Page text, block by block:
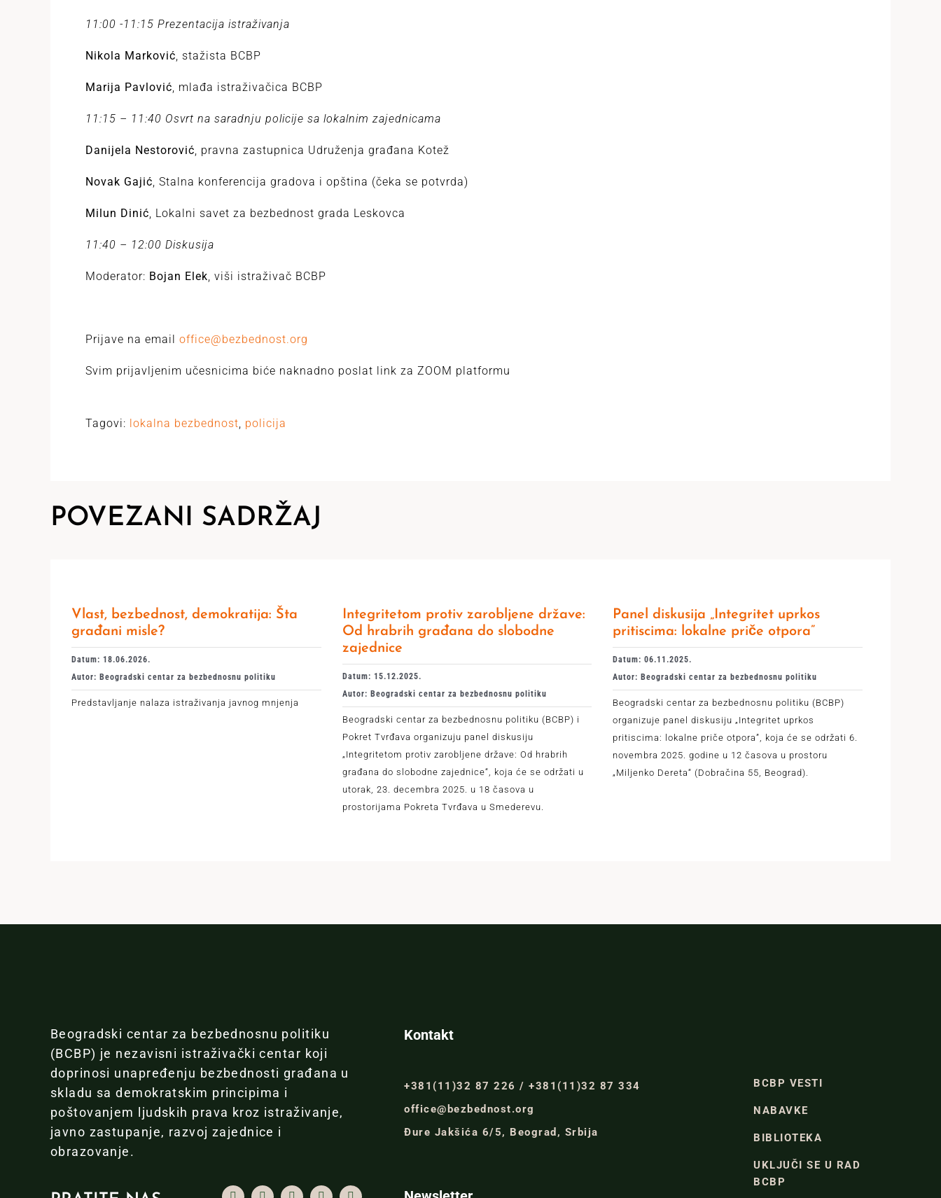
11:00 -11:15 Prezentacija istraživanja
Nikola Marković, stažista BCBP
Marija Pavlović, mlađa istraživačica BCBP
11:15 – 11:40 Osvrt na saradnju policije sa lokalnim zajednicama
Danijela Nestorović, pravna zastupnica Udruženja građana Kotež
Novak Gajić, Stalna konferencija gradova i opština (čeka se potvrda)
Milun Dinić, Lokalni savet za bezbednost grada Leskovca
11:40 – 12:00 Diskusija
Moderator: Bojan Elek, viši istraživač BCBP
Prijave na email office@bezbednost.org
Svim prijavljenim učesnicima biće naknadno poslat link za ZOOM platformu
Tagovi: lokalna bezbednost, policija
POVEZANI SADRŽAJ
Vlast, bezbednost, demokratija: Šta
građani misle?
Datum: 18.06.2026.
Autor: Beogradski centar za bezbednosnu politiku
Predstavljanje nalaza istraživanja javnog mnjenja
Integritetom protiv zarobljene države:
Od hrabrih građana do slobodne
zajednice
Datum: 15.12.2025.
Autor: Beogradski centar za bezbednosnu politiku
Beogradski centar za bezbednosnu politiku (BCBP) i
Pokret Tvrđava organizuju panel diskusiju
„Integritetom protiv zarobljene države: Od hrabrih
građana do slobodne zajednice“, koja će se održati u
utorak, 23. decembra 2025. u 18 časova u
prostorijama Pokreta Tvrđava u Smederevu.
Panel diskusija „Integritet uprkos
pritiscima: lokalne priče otpora”
Datum: 06.11.2025.
Autor: Beogradski centar za bezbednosnu politiku
Beogradski centar za bezbednosnu politiku (BCBP)
organizuje panel diskusiju „Integritet uprkos
pritiscima: lokalne priče otpora”, koja će se održati 6.
novembra 2025. godine u 12 časova u prostoru
„Miljenko Dereta“ (Dobračina 55, Beograd).
Beogradski centar za bezbednosnu politiku
(BCBP) je nezavisni istraživački centar koji
doprinosi unapređenju bezbednosti građana u
skladu sa demokratskim principima i
poštovanjem ljudskih prava kroz istraživanje,
javno zastupanje, razvoj zajednice i
obrazovanje.
Kontakt
+381(11)32 87 226 / +381(11)32 87 334
office@bezbednost.org
Đure Jakšića 6/5, Beograd, Srbija
BCBP VESTI
NABAVKE
BIBLIOTEKA
UKLJUČI SE U RAD
BCBP